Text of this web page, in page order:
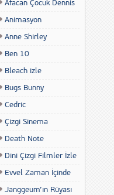
Afacan Çocuk Dennis
Animasyon
Anne Shirley
Ben 10
Bleach izle
Bugs Bunny
Cedric
Çizgi Sinema
Death Note
Dini Çizgi Filmler İzle
Evvel Zaman İçinde
Janggeum’ın Rüyası